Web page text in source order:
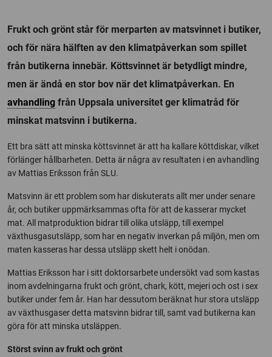
Frukt och grönt står för merparten av matsvinnet i butiker,
och för nära hälften av den klimatpåverkan som spillet
från butikerna innebär. Köttsvinnet är betydligt mindre,
men är ändå en stor bov när det klimatpåverkan. En
avhandling från Uppsala universitet ger klimatråd för
minskat matsvinn i butikerna.
Ett bra sätt att minska köttsvinnet är att ha kallare köttdiskar, vilket
förlänger hållbarheten. Detta är några av resultaten i en avhandling
av Mattias Eriksson från SLU.
Matsvinn är ett problem som har diskuterats allt mer under senare
år, och butiker uppmärksammas ofta för att de kasserar mycket
mat. All matproduktion bidrar till olika utsläpp, till exempel
växthusgasutsläpp, som har en negativ inverkan på miljön, men om
maten kasseras har dessa utsläpp skett helt i onödan.
Mattias Eriksson har i sitt doktorsarbete undersökt vad som kastas
inom avdelningarna frukt och grönt, chark, kött, mejeri och ost i sex
butiker under fem år. Han har dessutom beräknat hur stora utsläpp
av växthusgaser detta matsvinn bidrar till, samt vad butikerna kan
göra för att minska utsläppen.
Störst svinn av frukt och grönt